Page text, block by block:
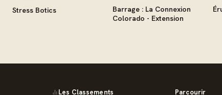
Stress Botics
Barrage : La Connexion
Colorado - Extension
Les Classements Parcourir